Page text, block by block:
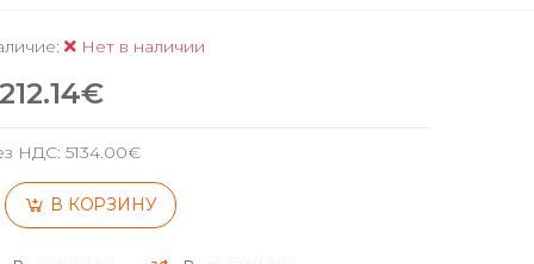
Нет в наличии
НДС: 5134.00€
В КОРЗИНУ